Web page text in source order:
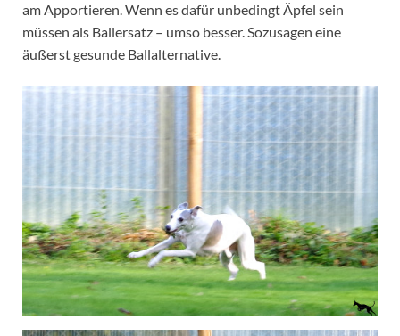
am Apportieren. Wenn es dafür unbedingt Äpfel sein
müssen als Ballersatz – umso besser. Sozusagen eine
äußerst gesunde Ballalternative.